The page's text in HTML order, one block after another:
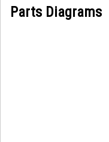
Parts Diagrams